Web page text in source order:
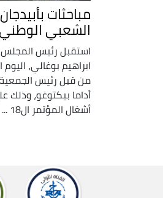
مباحثات
الشعبي الوطني
استقبل رئيس
ابراهيم بوغالي،
من قبل رئيس الجمعية
أداما بيكتوغو،
أشغال المؤتمر ال18 ...